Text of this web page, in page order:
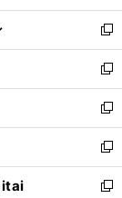
開
く
ウ
で
開
く
ン
ド
ウ
で
開
く
ウ
ィ
ン
ド
ウ
で
開
く
新
し
い
ウ
ィ
ン
ド
ウ
で
新
し
い
ウ
ィ
ン
ド
新
し
い
ウ
ィ
新
し
い
新